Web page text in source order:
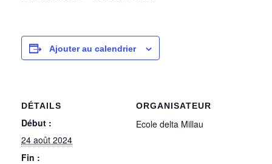
Ajouter au calendrier
DÉTAILS
Début :
24 août 2024
Fin :
ORGANISATEUR
Ecole delta Millau